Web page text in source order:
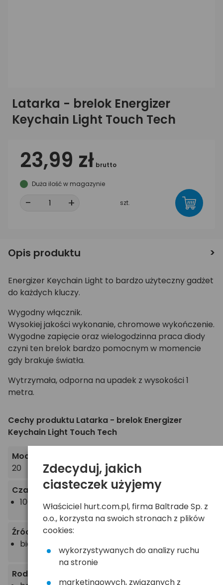
Latarka - brelok Energizer
Keychain Light Touch Tech
23,99 zł brutto
Duża ilość w magazynie
- + szt.
Opis produktu
Energizer Keychain Light to bardzo użyteczny gadżet
do każdych kluczy.
Wygodny włącznik.
Wysokiej jakości wykonanie, chromowe wykończenie.
Wygodne zapięcie oraz wielogodzinna praca diody
czyni ten brelok bardzo pomocnym w momencie
gdy brakuje światła.
Wytrzymała, odporna na upadek z wysokości 1
metra.
Cechy produktu Latarka - brelok Energizer
Keychain Light Touch Tech
Moc (strumień) światła
20
Czas i tryby pracy
100% - 20lm, 5h
Źródło światła
biała LED
Rodzaj zasilania
Zdecyduj, jakich
ciasteczek użyjemy
Właściciel hurt.com.pl, firma Baltrade Sp. z
o.o., korzysta na swoich stronach z plików
cookies:
wykorzystywanych do analizy ruchu
na stronie
marketingowych, związanych z